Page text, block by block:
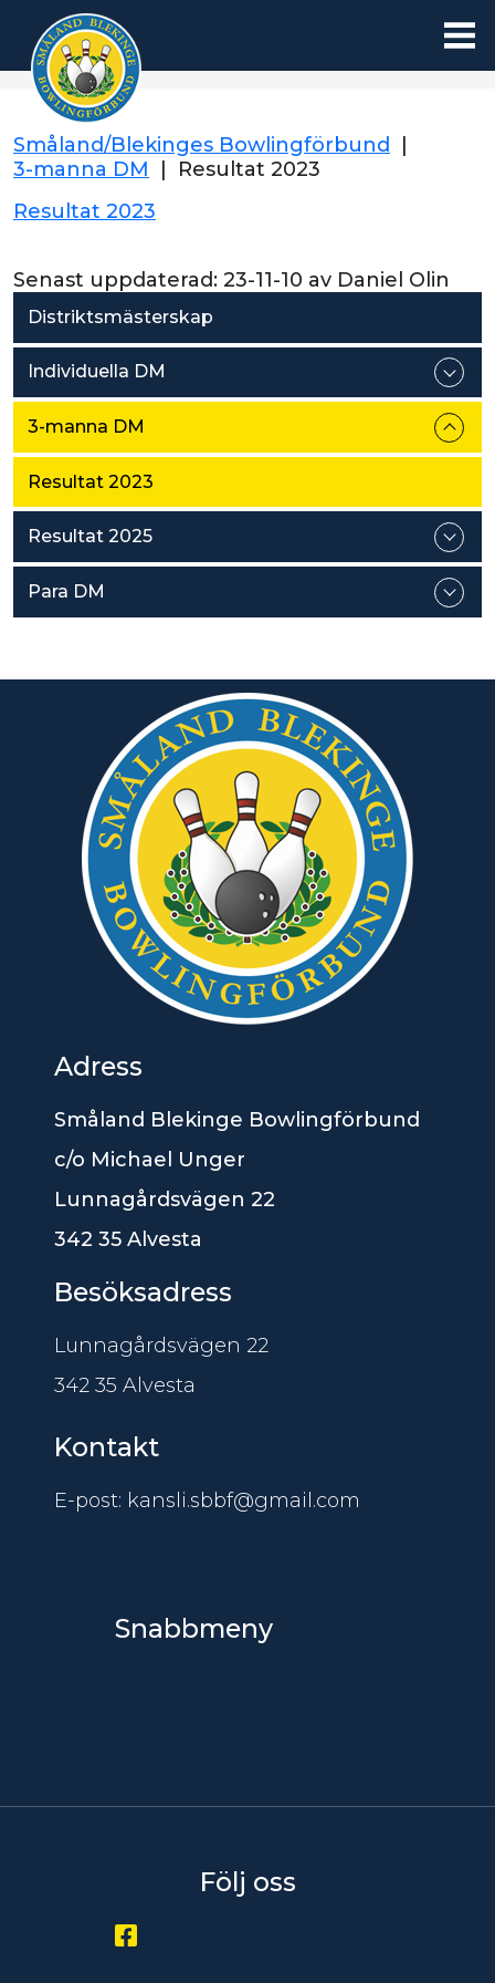
Distriktsmästerskap
Individuella DM
3-manna DM
Resultat 2023
Resultat 2025
Para DM
Småland/Blekinges Bowlingförbund
3-manna DM
Resultat 2023
Resultat 2023
Senast uppdaterad: 23-11-10 av Daniel Olin
Adress
Småland Blekinge Bowlingförbund
c/o Michael Unger
Lunnagårdsvägen 22
342 35 Alvesta
Besöksadress
Lunnagårdsvägen 22
342 35 Alvesta
Kontakt
E-post: kansli.sbbf@gmail.com
Snabbmeny
Följ oss